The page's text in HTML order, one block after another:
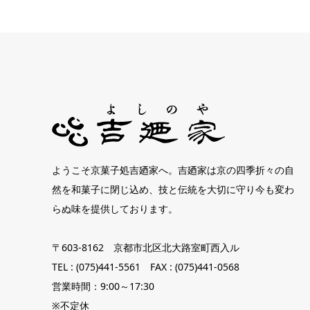
ようこそ京菓子処吉廼家へ。吉廼家は京の四季折々の自
然を和菓子に閉じ込め、技と伝統を大切に守り今も変わ
らぬ味を提供しております。
〒603-8162 京都市北区北大路室町西入ル
TEL : (075)441-5561 FAX : (075)441-0568
営業時間：9:00～17:30
※不定休